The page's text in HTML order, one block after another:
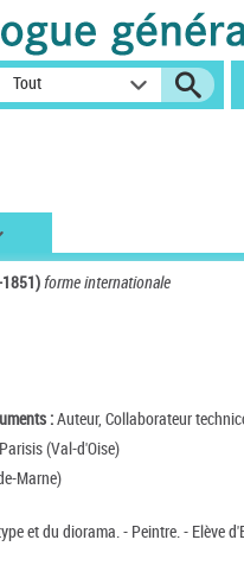
Tout
forme internationale
:Auteur, Collaborateur
(Val-d'Oise)
Marne)
et du diorama. - Peintre. - Elève